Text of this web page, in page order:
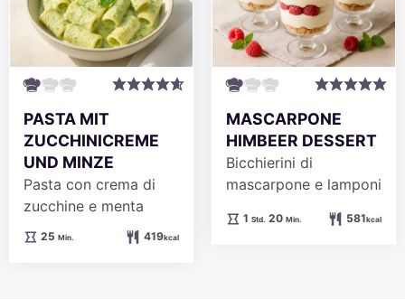
PASTA MIT
ZUCCHINICREME
UND MINZE
Pasta con crema di
zucchine e menta
25Minuten
Min. 419kcal
MASCARPONE
HIMBEER DESSERT
Bicchierini di
mascarpone e lamponi
1Stunde
Std. 20Minuten
Min. 581kcal